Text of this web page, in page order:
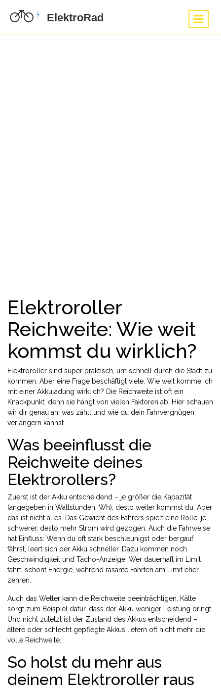
Elektroroller
Reichweite: Wie weit
kommst du wirklich?
Elektroroller sind super praktisch, um schnell durch die Stadt zu
kommen. Aber eine Frage beschäftigt viele: Wie weit komme ich
mit einer Akkuladung wirklich? Die Reichweite ist oft ein
Knackpunkt, denn sie hängt von vielen Faktoren ab. Hier schauen
wir dir genau an, was zählt und wie du dein Fahrvergnügen
verlängern kannst.
Was beeinflusst die
Reichweite deines
Elektrorollers?
Zuerst ist der Akku entscheidend – je größer die Kapazität
(angegeben in Wattstunden, Wh), desto weiter kommst du. Aber
das ist nicht alles. Das Gewicht des Fahrers spielt eine Rolle, je
schwerer, desto mehr Strom wird gezogen. Auch die Fahrweise
hat Einfluss: Wenn du oft stark beschleunigst oder bergauf
fährst, leert sich der Akku schneller. Dazu kommen noch
Geschwindigkeit und Tacho-Anzeige: Wer dauerhaft im Limit
fährt, schont Energie, während rasante Fahrten am Limit eher
zehren.
Auch das Wetter kann die Reichweite beeinträchtigen. Kälte
sorgt zum Beispiel dafür, dass der Akku weniger Leistung bringt.
Und nicht zuletzt ist der Zustand des Akkus entscheidend –
ältere oder schlecht gepflegte Akkus liefern oft nicht mehr die
volle Reichweite.
So holst du mehr aus
deinem Elektroroller raus